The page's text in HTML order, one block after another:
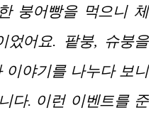
붕어빵을 먹으니 체
었어요. 팥붕, 슈붕을
이야기를 나누다 보니
다. 이런 이벤트를 준